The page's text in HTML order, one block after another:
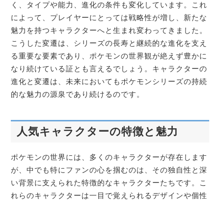
く、タイプや能力、進化の条件も変化しています。これ
によって、プレイヤーにとっては戦略性が増し、新たな
魅力を持つキャラクターへと生まれ変わってきました。
こうした変遷は、シリーズの長寿と継続的な進化を支え
る重要な要素であり、ポケモンの世界観が絶えず豊かに
なり続けている証とも言えるでしょう。キャラクターの
進化と変遷は、未来においてもポケモンシリーズの持続
的な魅力の源泉であり続けるのです。
人気キャラクターの特徴と魅力
ポケモンの世界には、多くのキャラクターが存在します
が、中でも特にファンの心を掴むのは、その独自性と深
い背景に支えられた特徴的なキャラクターたちです。こ
れらのキャラクターは一目で覚えられるデザインや個性